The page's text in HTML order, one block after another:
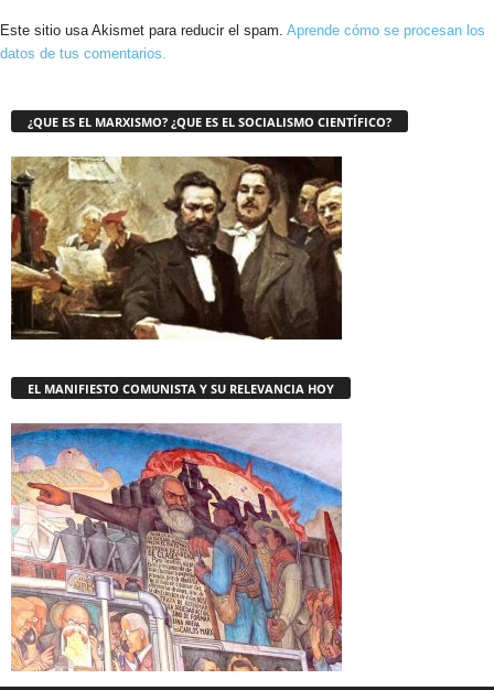
Este sitio usa Akismet para reducir el spam. Aprende cómo se procesan los
datos de tus comentarios.
¿QUE ES EL MARXISMO? ¿QUE ES EL SOCIALISMO CIENTÍFICO?
EL MANIFIESTO COMUNISTA Y SU RELEVANCIA HOY